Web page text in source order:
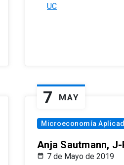
UC
7 MAY
Microeconomía
Anja Sautmann, J-
7 de Mayo de 2019